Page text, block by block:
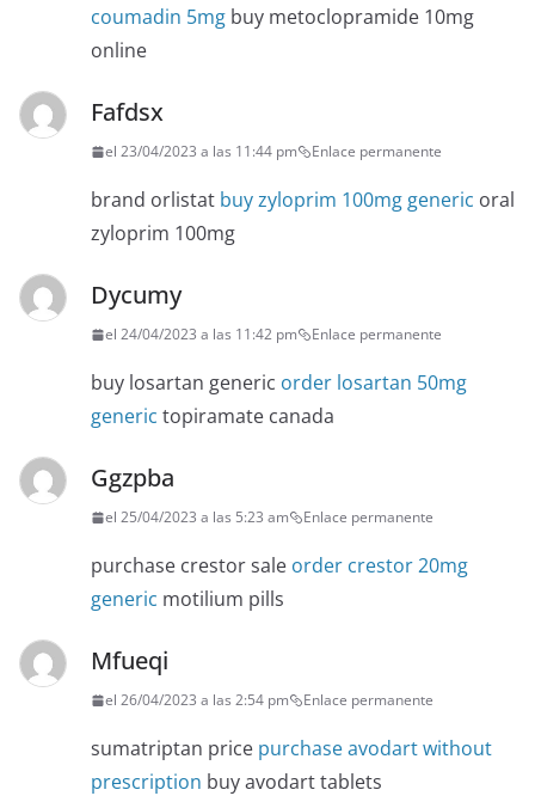
coumadin 5mg buy metoclopramide 10mg
online
Fafdsx
el 23/04/2023 a las 11:44 pm Enlace permanente
brand orlistat buy zyloprim 100mg generic oral
zyloprim 100mg
Dycumy
el 24/04/2023 a las 11:42 pm Enlace permanente
buy losartan generic order losartan 50mg
generic topiramate canada
Ggzpba
el 25/04/2023 a las 5:23 am Enlace permanente
purchase crestor sale order crestor 20mg
generic motilium pills
Mfueqi
el 26/04/2023 a las 2:54 pm Enlace permanente
sumatriptan price purchase avodart without
prescription buy avodart tablets